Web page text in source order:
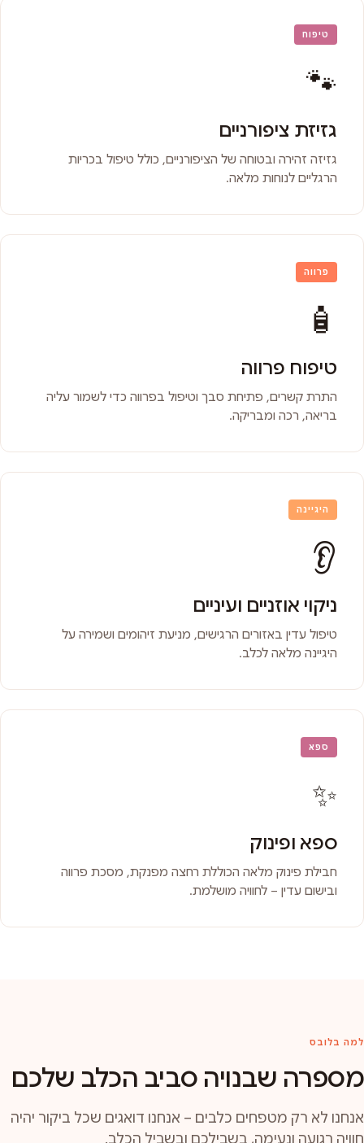
טיפוח
🐾
גזיזת ציפורניים
גזיזה זהירה ובטוחה של הציפורניים, כולל טיפול בכריות
הרגליים לנוחות מלאה.
פרווה
🧴
טיפוח פרווה
התרת קשרים, פתיחת סבך וטיפול בפרווה כדי לשמור עליה
בריאה, רכה ומבריקה.
היגיינה
👂
ניקוי אוזניים ועיניים
טיפול עדין באזורים הרגישים, מניעת זיהומים ושמירה על
היגיינה מלאה לכלב.
ספא
✨
ספא ופינוק
חבילת פינוק מלאה הכוללת רחצה מפנקת, מסכת פרווה
ובישום עדין – לחוויה מושלמת.
למה בלובס
מספרה שבנויה סביב הכלב שלכם
אנחנו לא רק מטפחים כלבים – אנחנו דואגים שכל ביקור יהיה
חוויה רגועה ונעימה, בשבילכם ובשביל הכלב.